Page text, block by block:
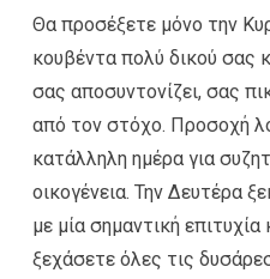
Θα προσέξετε μόνο την
κουβέντα πολύ δικού σας
σας αποσυντονίζει, σας
από τον στόχο. Προσοχή
κατάλληλη ημέρα για
οικογένεια. Την Δευτέρα
με μία σημαντική
ξεχάσετε όλες τις